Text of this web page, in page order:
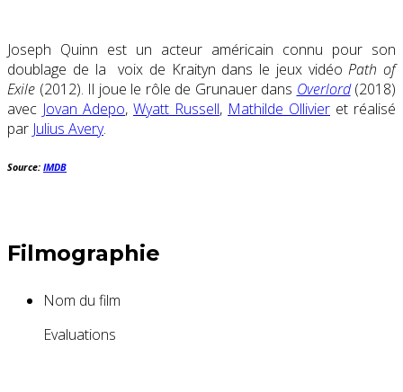
Joseph Quinn est un acteur américain connu pour son
doublage de la voix de Kraityn dans le jeux vidéoPath of
Exile (2012). Il joue le rôle de Grunauer dans Overlord(2018)
avec Jovan Adepo, Wyatt Russell, Mathilde Ollivier et réalisé
par Julius Avery.
Source: IMDB
Filmographie
Nom du film
Evaluations